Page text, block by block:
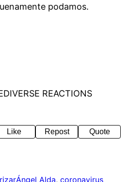
podamos.
REACTIONS
Like Repost Quote
Ángel Alda, coronavirus